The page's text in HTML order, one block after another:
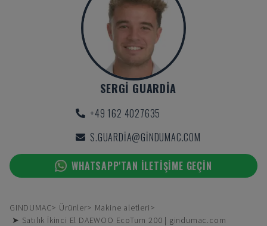
SERGI GUARDIA
+49 162 4027635
S.GUARDIA@GINDUMAC.COM
WHATSAPP'TAN ILETIŞIME GEÇIN
GINDUMAC Ürünler
Makine aletleri
➤ Satılık İkinci El DAEWOO EcoTurn 200 | gindumac.com